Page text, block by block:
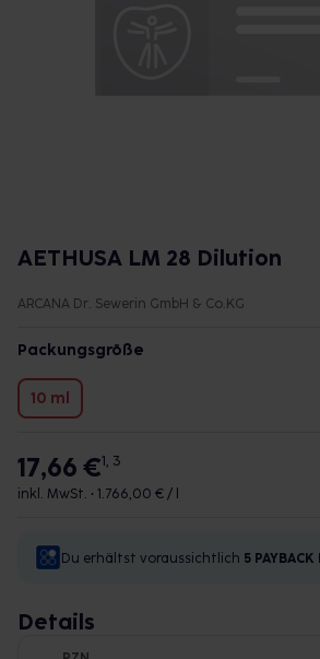
AETHUSA LM 28 Dilution
ARCANA Dr. Sewerin GmbH & Co.KG
Packungsgröße
10 ml
17,66 €1, 3
inkl. MwSt. • 1.766,00 € / l
Du erhältst voraussichtlich 5 PAYBACK
Details